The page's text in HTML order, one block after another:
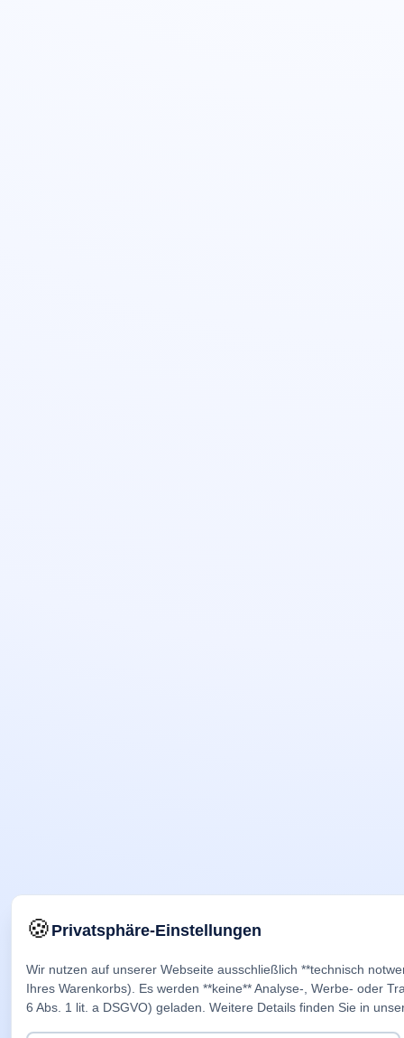
🍪Privatsphäre-Einstellungen
Wir nutzen auf unserer Webseite ausschließlich **technisch
Ihres Warenkorbs). Es werden **keine** Analyse-, Werbe- oder
6 Abs. 1 lit. a DSGVO) geladen. Weitere Details finden Sie in